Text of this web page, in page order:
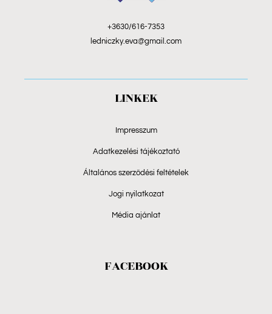
+3630/616-7353
ledniczky.eva@gmail.com
LINKEK
Impresszum
Adatkezelési tájékoztató
Általános szerződési feltételek
Jogi nyilatkozat
Média ajánlat
FACEBOOK